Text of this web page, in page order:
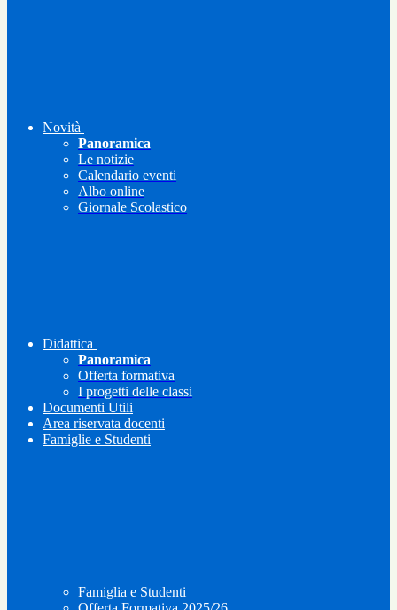
Novità
Panoramica
Le notizie
Calendario eventi
Albo online
Giornale Scolastico
Didattica
Panoramica
Offerta formativa
I progetti delle classi
Documenti Utili
Area riservata docenti
Famiglie e Studenti
Famiglia e Studenti